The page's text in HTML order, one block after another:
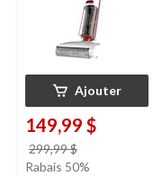
Ajouter
149,99 $
299,99 $
était
Rabais 50%